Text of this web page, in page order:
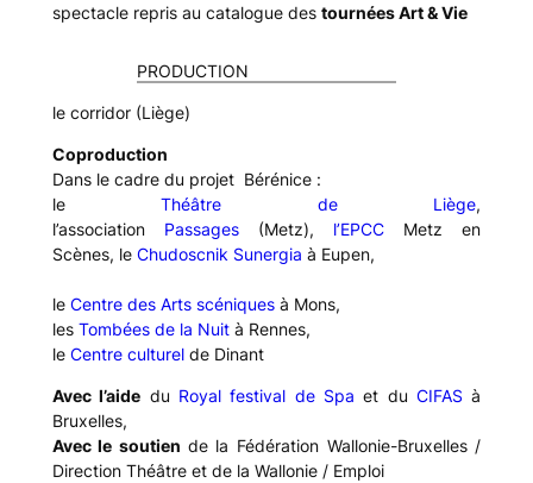
spectacle repris au catalogue des tournées Art & Vie
PRODUCTION
lecorridor (Liège)
Coproduction
Dans le cadre du projet Bérénice :
leThéâtre de Liège,
l’association Passages(Metz), l’EPCC Metz en
Scènes, le Chudoscnik Sunergia à Eupen,
le Centre des Arts scéniques à Mons,
les Tombées de la Nuità Rennes,
le Centre culturel de Dinant
Avec l’aide du Royal festival de Spa et du CIFASà
Bruxelles,
Avec le soutien de la Fédération Wallonie-Bruxelles /
Direction Théâtre et de la Wallonie / Emploi